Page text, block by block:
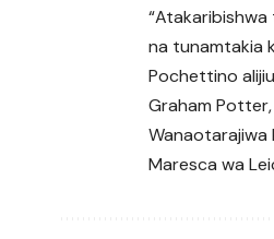
na tunamtakia
Pochettino
Graham
Wanaotarajiwa
Maresca wa